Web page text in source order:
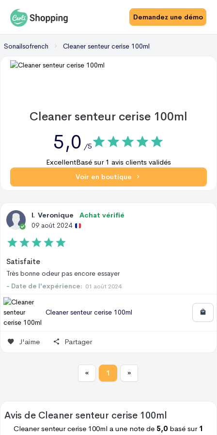
Demandez une démo
Sonailsofrench Cleaner senteur cerise 100ml
Cleaner senteur cerise 100ml
5,0 /5
ExcellentBasé sur 1 avis clients validés
Voir en boutique
I. Veronique
Achat vérifié
09 août 2024
Satisfaite
Très bonne odeur pas encore essayer
- Date de l'expérience: 01 août 2024
Cleaner senteur cerise 100ml
J'aime Partager
« 1 »
Avis de Cleaner senteur cerise 100ml
Cleaner senteur cerise 100ml a une note de 5,0 basé sur 1